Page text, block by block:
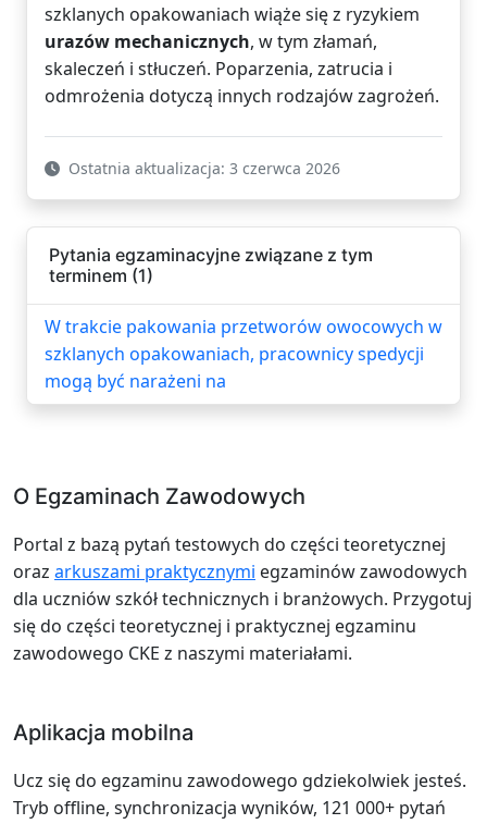
szklanych opakowaniach wiąże się z ryzykiem
urazów mechanicznych, w tym złamań,
skaleczeń i stłuczeń. Poparzenia, zatrucia i
odmrożenia dotyczą innych rodzajów zagrożeń.
Ostatnia aktualizacja: 3 czerwca 2026
Pytania egzaminacyjne związane z tym
terminem (1)
W trakcie pakowania przetworów owocowych w
szklanych opakowaniach, pracownicy spedycji
mogą być narażeni na
O Egzaminach Zawodowych
Portal z bazą pytań testowych do części teoretycznej
oraz arkuszami praktycznymi egzaminów zawodowych
dla uczniów szkół technicznych i branżowych. Przygotuj
się do części teoretycznej i praktycznej egzaminu
zawodowego CKE z naszymi materiałami.
Aplikacja mobilna
Ucz się do egzaminu zawodowego gdziekolwiek jesteś.
Tryb offline, synchronizacja wyników, 121 000+ pytań